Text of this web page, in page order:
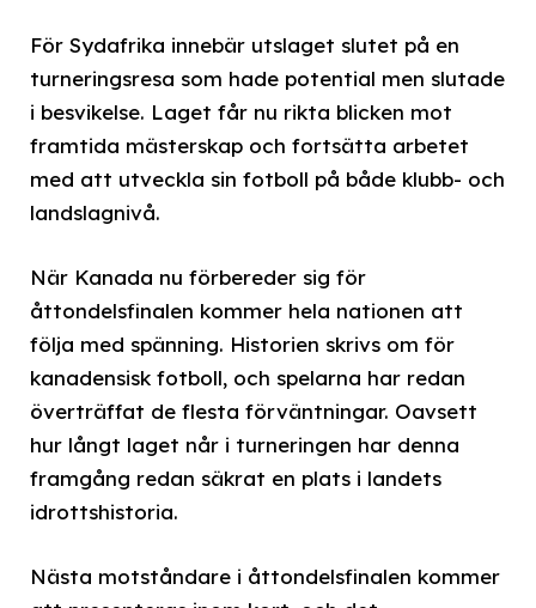
För Sydafrika innebär utslaget slutet på en
turneringsresa som hade potential men slutade
i besvikelse. Laget får nu rikta blicken mot
framtida mästerskap och fortsätta arbetet
med att utveckla sin fotboll på både klubb- och
landslag­nivå.
När Kanada nu förbereder sig för
åttondelsfinalen kommer hela nationen att
följa med spänning. Historien skrivs om för
kanadensisk fotboll, och spelarna har redan
överträffat de flesta förväntningar. Oavsett
hur långt laget når i turneringen har denna
framgång redan säkrat en plats i landets
idrottshistoria.
Nästa motståndare i åttondelsfinalen kommer